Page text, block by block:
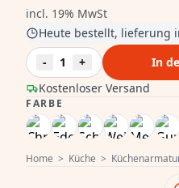
Home > Küche >
incl. 19% MwSt
Kostenloser Versand
Heute bestellt, lieferung
-
1 + In
FARBE